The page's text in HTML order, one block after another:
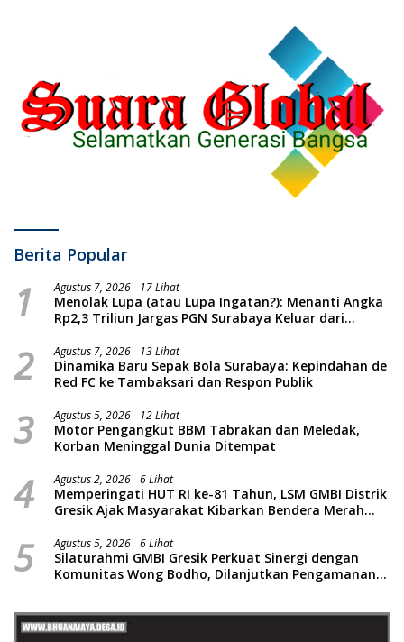
Berita Popular
1 Agustus 7, 2026 17 Lihat
Menolak Lupa (atau Lupa Ingatan?): Menanti Angka
Rp2,3 Triliun Jargas PGN Surabaya Keluar dari
2 Agustus 7, 2026 13 Lihat
Dinamika Baru Sepak Bola Surabaya: Kepindahan de
Red FC ke Tambaksari dan Respon Publik
3 Agustus 5, 2026 12 Lihat
Motor Pengangkut BBM Tabrakan dan Meledak,
Korban Meninggal Dunia Ditempat
4 Agustus 2, 2026 6 Lihat
Memperingati HUT RI ke-81 Tahun, LSM GMBI Distrik
Gresik Ajak Masyarakat Kibarkan Bendera Merah
5 Agustus 5, 2026 6 Lihat
Silaturahmi GMBI Gresik Perkuat Sinergi dengan
Komunitas Wong Bodho, Dilanjutkan Pengamanan